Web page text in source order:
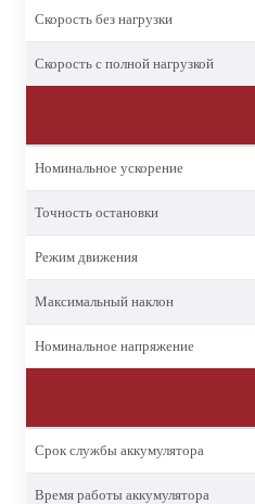
Скорость без нагрузки
Скорость с полной нагрузкой
Номинальное ускорение
Точность остановки
Режим движения
Максимальный наклон
Номинальное напряжение
Срок службы аккумулятора
Время работы аккумулятора